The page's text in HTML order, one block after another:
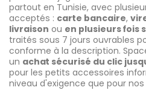
partout en Tunisie, avec
acceptés : carte bancaire,
livraison ou en plusieurs fois
traités sous 7 jours ouvrables
conforme à la description.
un achat sécurisé du clic
pour les petits accessoires
niveau d'exigence que pour